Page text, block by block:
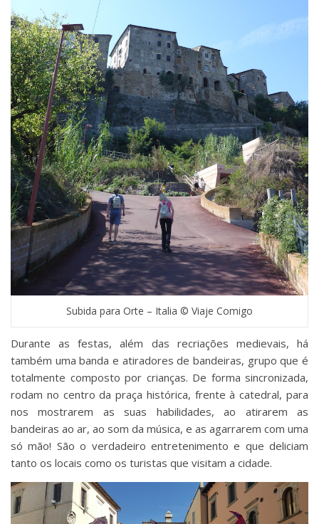
Subida para Orte – Italia © Viaje Comigo
Durante as festas, além das recriações medievais, há
também uma banda e atiradores de bandeiras, grupo que é
totalmente composto por crianças. De forma sincronizada,
rodam no centro da praça histórica, frente à catedral, para
nos mostrarem as suas habilidades, ao atirarem as
bandeiras ao ar, ao som da música, e as agarrarem com uma
só mão! São o verdadeiro entretenimento e que deliciam
tanto os locais como os turistas que visitam a cidade.